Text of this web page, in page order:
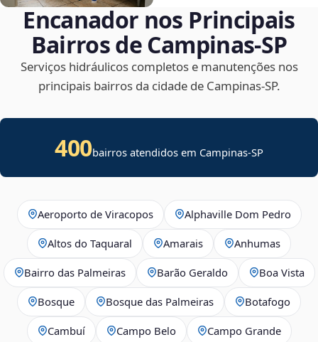
Encanador nos Principais
Bairros de Campinas‑SP
Serviços hidráulicos completos e manutenções nos
principais bairros da cidade de Campinas‑SP.
400bairros atendidos em Campinas-SP
Aeroporto de Viracopos Alphaville Dom Pedro
Altos do Taquaral Amarais Anhumas
Bairro das Palmeiras Barão Geraldo Boa Vista
Bosque Bosque das Palmeiras Botafogo
Cambuí Campo Belo Campo Grande